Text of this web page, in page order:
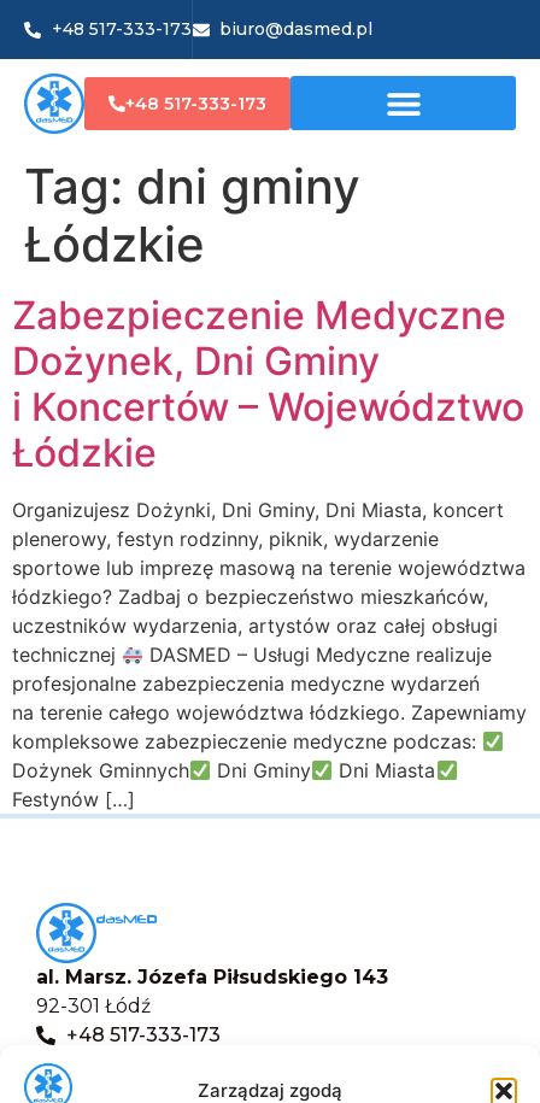
Zarządzaj zgodą
+48 517-333-173 biuro@dasmed.pl
+48 517-333-173
Tag: dni gminy
Łódzkie
Zabezpieczenie Medyczne
Dożynek, Dni Gminy
i Koncertów – Województwo
Łódzkie
Organizujesz Dożynki, Dni Gminy, Dni Miasta, koncert
plenerowy, festyn rodzinny, piknik, wydarzenie
sportowe lub imprezę masową na terenie województwa
łódzkiego? Zadbaj o bezpieczeństwo mieszkańców,
uczestników wydarzenia, artystów oraz całej obsługi
technicznej
DASMED – Usługi Medyczne realizuje
profesjonalne zabezpieczenia medyczne wydarzeń
na terenie całego województwa łódzkiego. Zapewniamy
kompleksowe zabezpieczenie medyczne podczas:
Dożynek Gminnych
Dni Gminy
Dni Miasta
Festynów […]
al. Marsz. Józefa Piłsudskiego 143
92-301 Łódź
+48 517-333-173
biuro@dasmed.pl